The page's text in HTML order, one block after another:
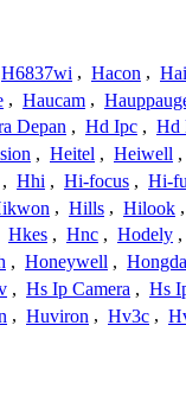
H6837wi , Hacon , Hai
, Haucam ,
Depan , Hd Ipc , Hd
, Heitel , Heiwell ,
, Hhi , Hi-focus , Hi-
, Hills , Hilook ,
Hkes , Hnc , Hodely ,
, Honeywell , Hongda
, Hs Ip Camera , Hs
, Huviron , Hv3c ,